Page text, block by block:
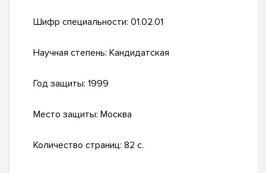
Шифр специальности: 01.02.01
Научная степень: Кандидатская
Год защиты: 1999
Место защиты: Москва
Количество страниц: 82 с.